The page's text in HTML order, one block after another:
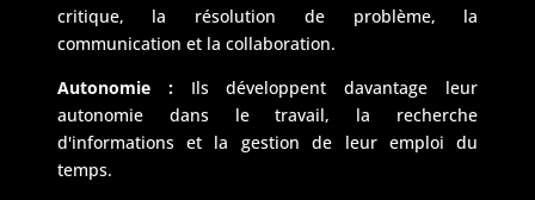
critique, la résolution de problème, la
communication et la collaboration.
Autonomie :Ils développent davantage leur
autonomie dans le travail, la recherche
d'informations et la gestion de leur emploi du
temps.